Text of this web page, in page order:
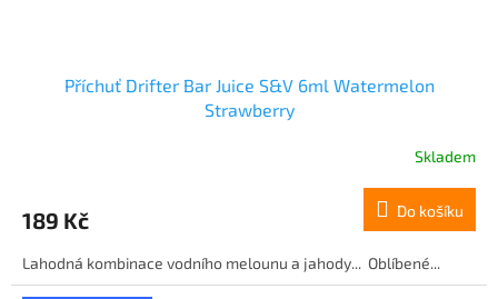
Příchuť Drifter Bar Juice S&V 6ml Watermelon
Strawberry
Skladem
189 Kč Do košíku
Lahodná kombinace vodního melounu a jahody... Oblíbené...